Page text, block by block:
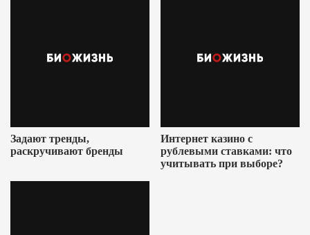
Задают тренды,
раскручивают бренды
Интернет казино с
рублевыми ставками: что
учитывать при выборе?